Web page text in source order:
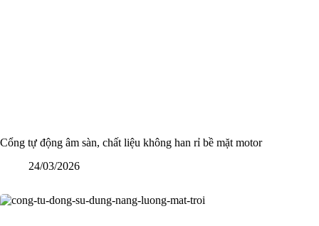
Cổng tự động âm sàn, chất liệu không han rỉ bề mặt motor
24/03/2026